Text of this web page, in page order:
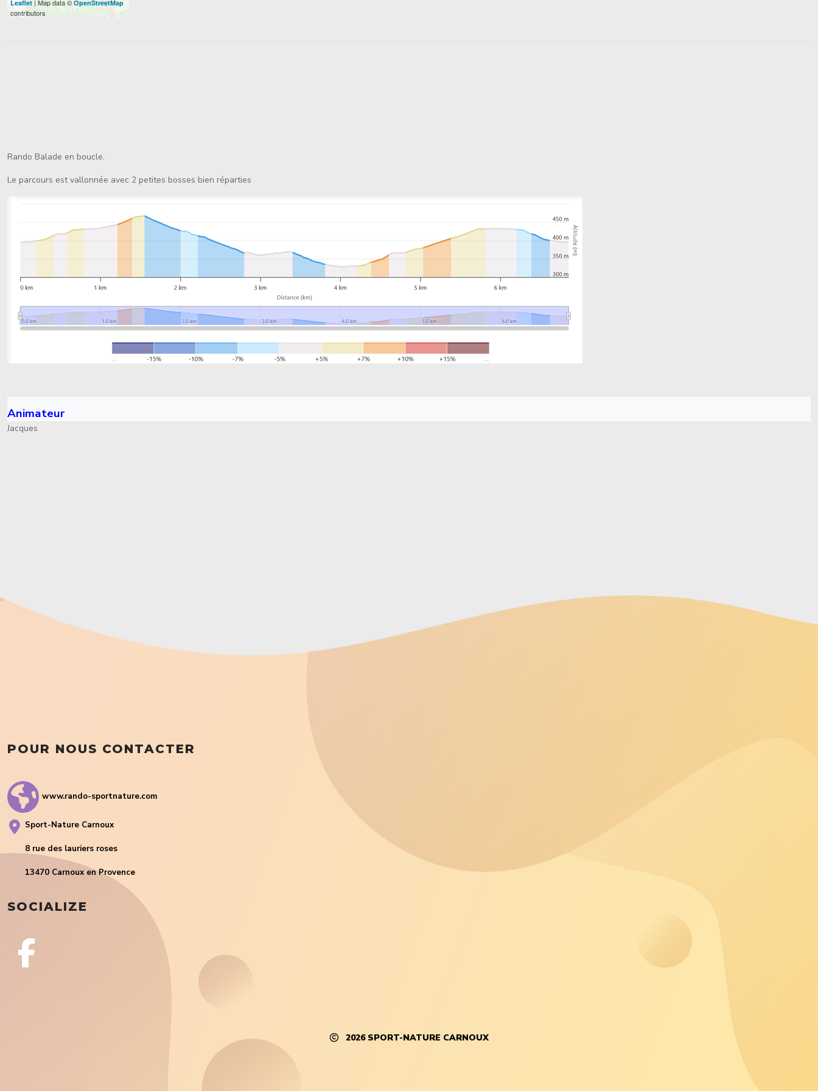
Leaflet | Map data ©OpenStreetMap
contributors
Rando Balade en boucle.
Le parcours est vallonnée avec 2 petites bosses bien réparties
Animateur
Jacques
POUR NOUS CONTACTER
www.rando-sportnature.com
Sport-Nature Carnoux
8 rue des lauriers roses
13470 Carnoux en Provence
SOCIALIZE
2026 SPORT-NATURE CARNOUX